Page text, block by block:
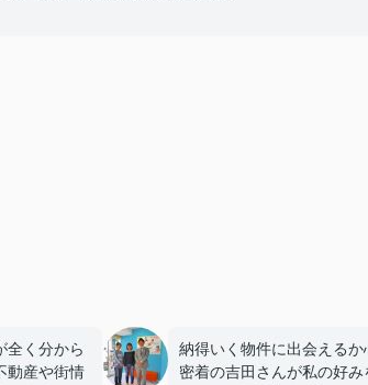
全く分から
動産や街情
納得いく物件に出会える
密着の吉田さんが私の好み